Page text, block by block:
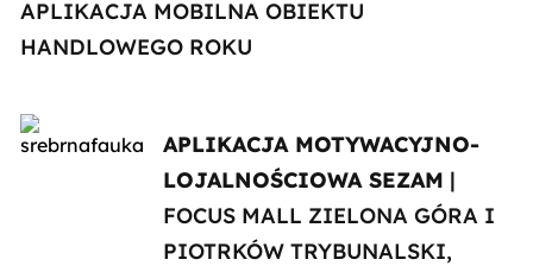
APLIKACJA MOBILNA OBIEKTU
HANDLOWEGO ROKU
APLIKACJA MOTYWACYJNO-
LOJALNOŚCIOWA SEZAM |
FOCUS MALL ZIELONA GÓRA I
PIOTRKÓW TRYBUNALSKI,